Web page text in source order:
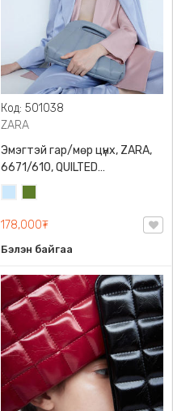
Код: 501038
ZARA
Эмэгтэй гар/мөр цүнх, ZARA,
6671/610, QUILTED
CROSSBODY BAG WITH HANDLE
178,000₮
Бэлэн байгаа